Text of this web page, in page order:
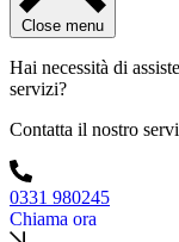
Close menu
Hai necessità di
servizi?
Contatta il nostro
0331 980245
Chiama ora